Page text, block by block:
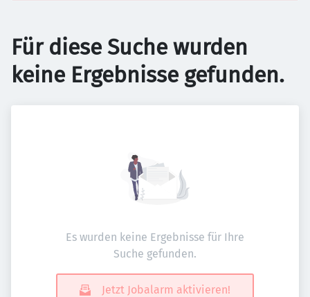
Für diese Suche wurden
keine Ergebnisse gefunden.
Es wurden keine Ergebnisse für Ihre
Suche gefunden.
Jetzt Jobalarm aktivieren!